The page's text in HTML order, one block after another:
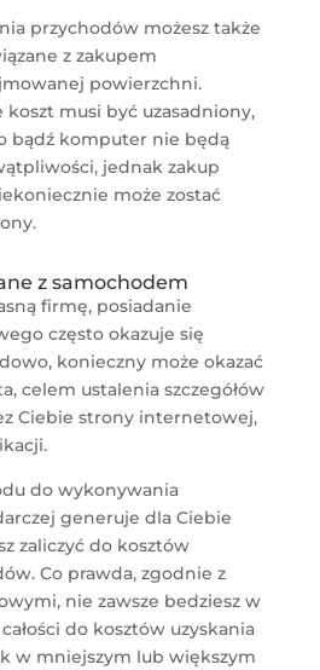
przychodów możesz także
z zakupem
powierzchni.
koszt musi być uzasadniony,
bądź komputer nie będą
jednak zakup
może zostać
z samochodem
firmę, posiadanie
często okazuje się
konieczny może okazać
celem ustalenia szczegółów
Ciebie strony internetowej,
do wykonywania
generuje dla Ciebie
zaliczyć do kosztów
Co prawda, zgodnie z
nie zawsze bedziesz w
do kosztów uzyskania
w mniejszym lub większym